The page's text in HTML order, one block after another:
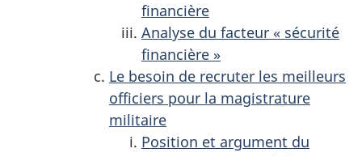
financière
Analyse du facteur « sécurité
financière »
Le besoin de recruter les meilleurs
officiers pour la magistrature
militaire
Position et argument du